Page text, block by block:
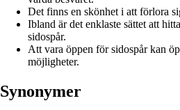
Det finns en skönhet i att förlora
Ibland är det enklaste sättet att
sidospår.
Att vara öppen för sidospår kan
möjligheter.
Synonymer